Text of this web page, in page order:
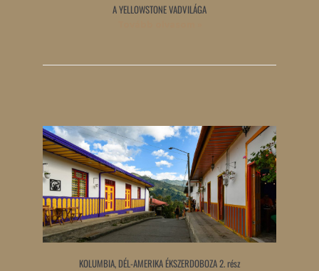
A YELLOWSTONE VADVILÁGA
KOLUMBIA, DÉL-AMERIKA ÉKSZERDOBOZA 2. rész